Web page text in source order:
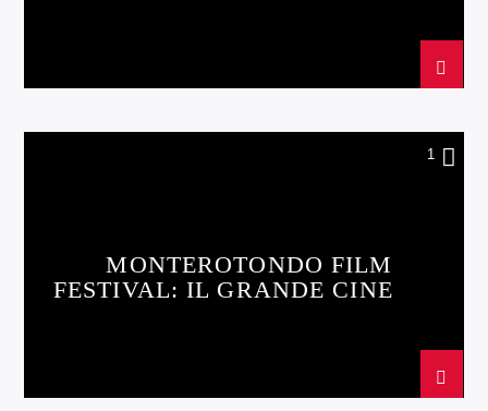
1
MONTEROTONDO FILM
FESTIVAL: IL GRANDE CINEMA